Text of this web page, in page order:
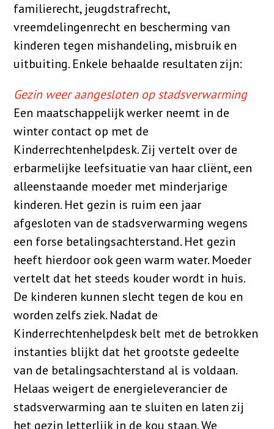
familierecht, jeugdstrafrecht,
vreemdelingenrecht en bescherming van
kinderen tegen mishandeling, misbruik en
uitbuiting. Enkele behaalde resultaten zijn:
Gezin weer aangesloten op stadsverwarming
Een maatschappelijk werker neemt in de
winter contact op met de
Kinderrechtenhelpdesk. Zij vertelt over de
erbarmelijke leefsituatie van haar cliënt, een
alleenstaande moeder met minderjarige
kinderen. Het gezin is ruim een jaar
afgesloten van de stadsverwarming wegens
een forse betalingsachterstand. Het gezin
heeft hierdoor ook geen warm water. Moeder
vertelt dat het steeds kouder wordt in huis.
De kinderen kunnen slecht tegen de kou en
worden zelfs ziek. Nadat de
Kinderrechtenhelpdesk belt met de betrokken
instanties blijkt dat het grootste gedeelte
van de betalingsachterstand al is voldaan.
Helaas weigert de energieleverancier de
stadsverwarming aan te sluiten en laten zij
het gezin letterlijk in de kou staan. We